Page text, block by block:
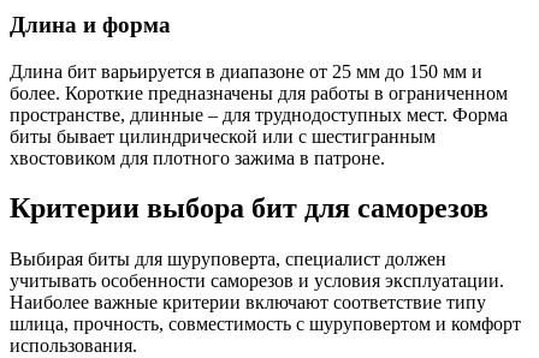
Длина и форма
Длина бит варьируется в диапазоне от 25 мм до 150 мм и
более. Короткие предназначены для работы в ограниченном
пространстве, длинные – для труднодоступных мест. Форма
биты бывает цилиндрической или с шестигранным
хвостовиком для плотного зажима в патроне.
Критерии выбора бит для саморезов
Выбирая биты для шуруповерта, специалист должен
учитывать особенности саморезов и условия эксплуатации.
Наиболее важные критерии включают соответствие типу
шлица, прочность, совместимость с шуруповертом и комфорт
использования.